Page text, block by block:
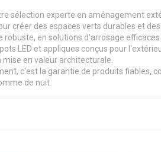
sélection experte en aménagement
créer des espaces verts durables et
robuste, en solutions d'arrosage
LED et appliques conçus pour
en valeur architecturale.
c'est la garantie de produits fiables,
de nuit.